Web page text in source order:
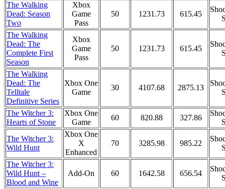
The Walking
Dead: Season
Two
Xbox
Game
Pass
50 1231.73 615.45
The Walking
Dead: The
Complete First
Season
Xbox
Game
Pass
50 1231.73 615.45
The Walking
Dead: The
Telltale
Definitive Series
Xbox One
Game
30 4107.68 2875.13
The Witcher 3:
Hearts of Stone
Xbox One
Game
60 820.88 327.86
The Witcher 3:
Wild Hunt
Xbox One
X
Enhanced
70 3285.98 985.22
The Witcher 3:
Wild Hunt –
Blood and Wine
Add-On 60 1642.58 656.54